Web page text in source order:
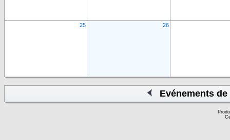
25 26
Evénements